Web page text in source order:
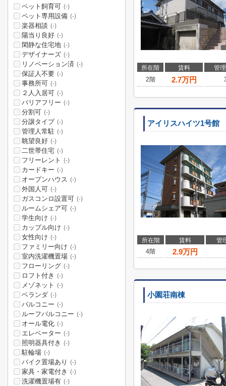
所在階 賃料
管
2階
2.7万円
アイリスハイツ1号館
所在階 賃料
管
4階
2.9万円
小園荘南棟
ペット飼育可 (-)
ペット専用設備 (-)
楽器相談 (-)
陽当り良好 (-)
閑静な住宅地 (-)
デザイナーズ (-)
リノベーション済 (-)
保証人不要 (-)
事務所可 (-)
２人入居可 (-)
バリアフリー (-)
分割可 (-)
分譲タイプ (-)
管理人常駐 (-)
眺望良好 (-)
二世帯住宅 (-)
フリーレント (-)
カードキー (-)
オープンハウス (-)
外国人可 (-)
ガスコンロ設置可 (-)
ルームシェア可 (-)
学生向け (-)
カップル向け (-)
女性向け (-)
ファミリー向け (-)
室内洗濯機置場 (-)
フローリング (-)
ロフト付き (-)
メゾネット (-)
ベランダ (-)
バルコニー (-)
ルーフバルコニー (-)
オール電化 (-)
エレベーター (-)
照明器具付き (-)
駐輪場 (-)
バイク置場あり (-)
家具・家電付き (-)
洗濯機置場有 (-)